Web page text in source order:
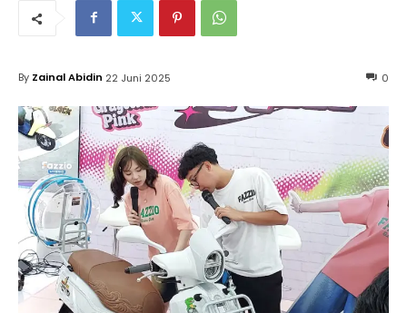
0
By Zainal Abidin 22 Juni 2025